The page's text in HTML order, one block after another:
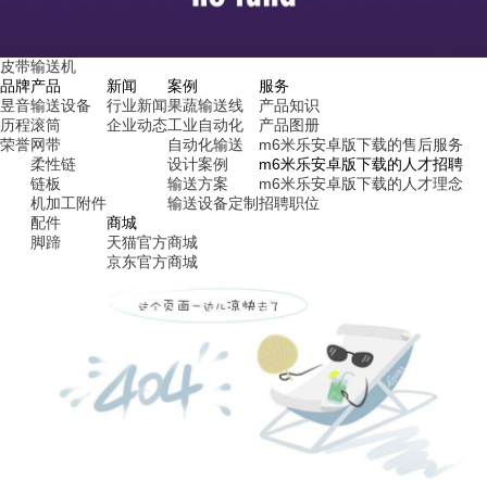
皮带输送机
品牌
昱音
历程
荣誉
产品
输送设备
滚筒
网带
柔性链
链板
机加工附件
配件
脚蹄
新闻
行业新闻
企业动态
案例
果蔬输送线
工业自动化
自动化输送
设计案例
输送方案
输送设备定制
服务
产品知识
产品图册
m6米乐安卓版下载的售后服务
m6米乐安卓版下载的人才招聘
m6米乐安卓版下载的人才理念
招聘职位
商城
天猫官方商城
京东官方商城